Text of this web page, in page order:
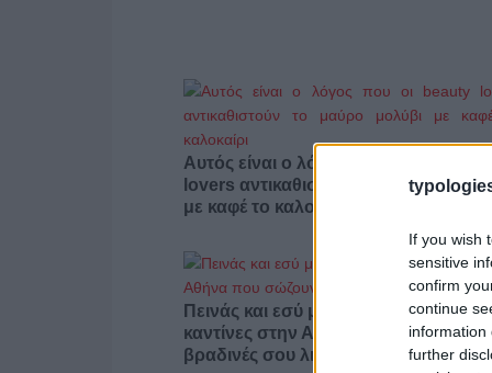
If you wish
sensitive
confirm
continue
information
further
Αυτός είναι ο λόγος που οι beauty
lovers αντικαθιστούν το μαύρο
με καφέ το καλοκαίρι
Πεινάς και εσύ μετά το ξενύχτι; 5
καντίνες στην Αθήνα που σώζουν τις
βραδινές σου λιγούρες